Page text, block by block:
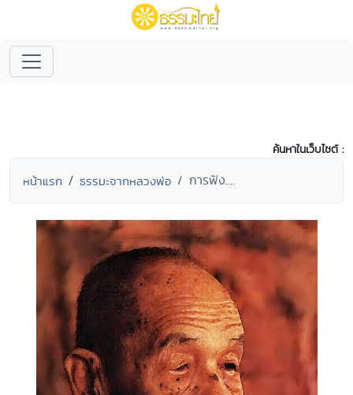
ค้นหาในเว็บไซต์ :
หน้าแรก ธรรมะจากหลวงพ่อ การฟัง....